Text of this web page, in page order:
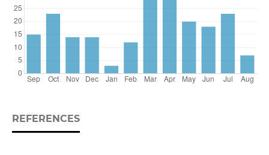
REFERENCES